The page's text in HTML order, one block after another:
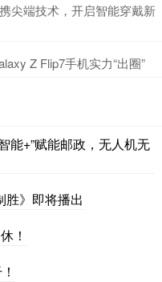
尖端技术，开启智能穿戴新
Z Flip7手机实力“出圈”
能+”赋能邮政，无人机无
胜》即将播出
！